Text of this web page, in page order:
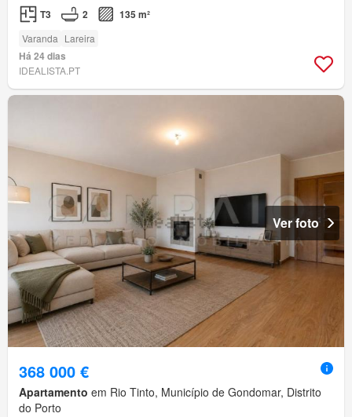
T3 2 135 m²
Varanda Lareira
Há 24 dias
IDEALISTA.PT
Ver foto
368 000 €
Apartamento em Rio Tinto, Município de Gondomar, Distrito
do Porto